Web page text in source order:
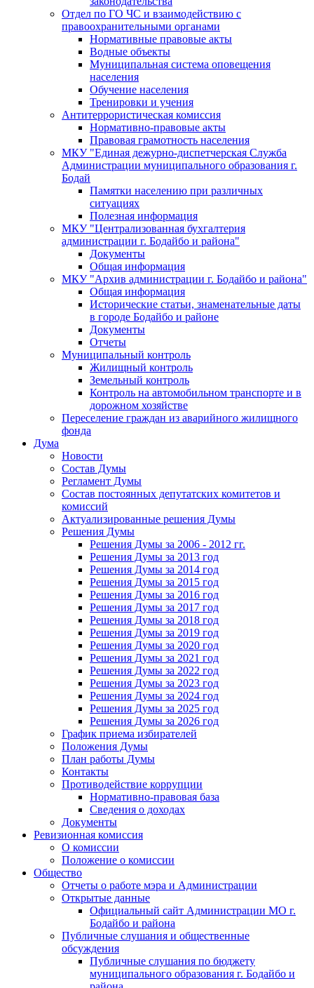
Отдел по ГО ЧС и взаимодействию с
правоохранительными органами
Нормативные правовые акты
Водные объекты
Муниципальная система оповещения
населения
Обучение населения
Тренировки и учения
Антитеррористическая комиссия
Нормативно-правовые акты
Правовая грамотность населения
МКУ "Единая дежурно-диспетчерская Служба
Администрации муниципального образования г.
Бодай
Памятки населению при различных
ситуациях
Полезная информация
МКУ "Централизованная бухгалтерия
администрации г. Бодайбо и района"
Документы
Общая информация
МКУ "Архив администрации г. Бодайбо и района"
Общая информация
Исторические статьи, знаменательные даты
в городе Бодайбо и районе
Документы
Отчеты
Муниципальный контроль
Жилищный контроль
Земельный контроль
Контроль на автомобильном транспорте и в
дорожном хозяйстве
Переселение граждан из аварийного жилищного
фонда
Дума
Новости
Состав Думы
Регламент Думы
Состав постоянных депутатских комитетов и
комиссий
Актуализированные решения Думы
Решения Думы
Решения Думы за 2006 - 2012 гг.
Решения Думы за 2013 год
Решения Думы за 2014 год
Решения Думы за 2015 год
Решения Думы за 2016 год
Решения Думы за 2017 год
Решения Думы за 2018 год
Решения Думы за 2019 год
Решения Думы за 2020 год
Решения Думы за 2021 год
Решения Думы за 2022 год
Решения Думы за 2023 год
Решения Думы за 2024 год
Решения Думы за 2025 год
Решения Думы за 2026 год
График приема избирателей
Положения Думы
План работы Думы
Контакты
Противодействие коррупции
Нормативно-правовая база
Сведения о доходах
Документы
Ревизионная комиссия
О комиссии
Положение о комиссии
Общество
Отчеты о работе мэра и Администрации
Открытые данные
Официальный сайт Администрации МО г.
Бодайбо и района
Публичные слушания и общественные
обсуждения
Публичные слушания по бюджету
муниципального образования г. Бодайбо и